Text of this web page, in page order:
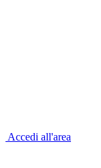
Accedi all'area